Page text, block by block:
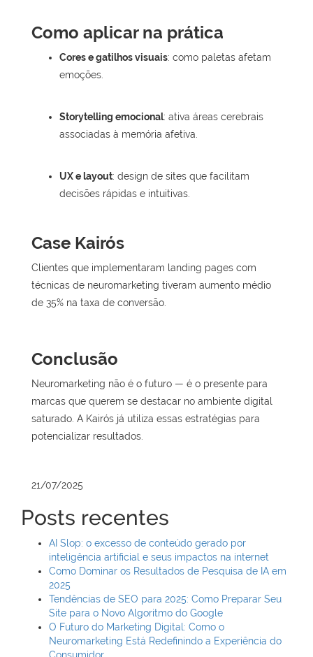
Como aplicar na prática
Cores e gatilhos visuais: como paletas afetam
emoções.
Storytelling emocional: ativa áreas cerebrais
associadas à memória afetiva.
UX e layout: design de sites que facilitam
decisões rápidas e intuitivas.
Case Kairós
Clientes que implementaram landing pages com
técnicas de neuromarketing tiveram aumento médio
de 35% na taxa de conversão.
Conclusão
Neuromarketing não é o futuro — é o presente para
marcas que querem se destacar no ambiente digital
saturado. A Kairós já utiliza essas estratégias para
potencializar resultados.
21/07/2025
Posts recentes
AI Slop: o excesso de conteúdo gerado por
inteligência artificial e seus impactos na internet
Como Dominar os Resultados de Pesquisa de IA em
2025
Tendências de SEO para 2025: Como Preparar Seu
Site para o Novo Algoritmo do Google
O Futuro do Marketing Digital: Como o
Neuromarketing Está Redefinindo a Experiência do